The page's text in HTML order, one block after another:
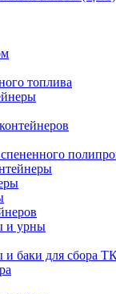
топлива
и урны
и баки для сбора